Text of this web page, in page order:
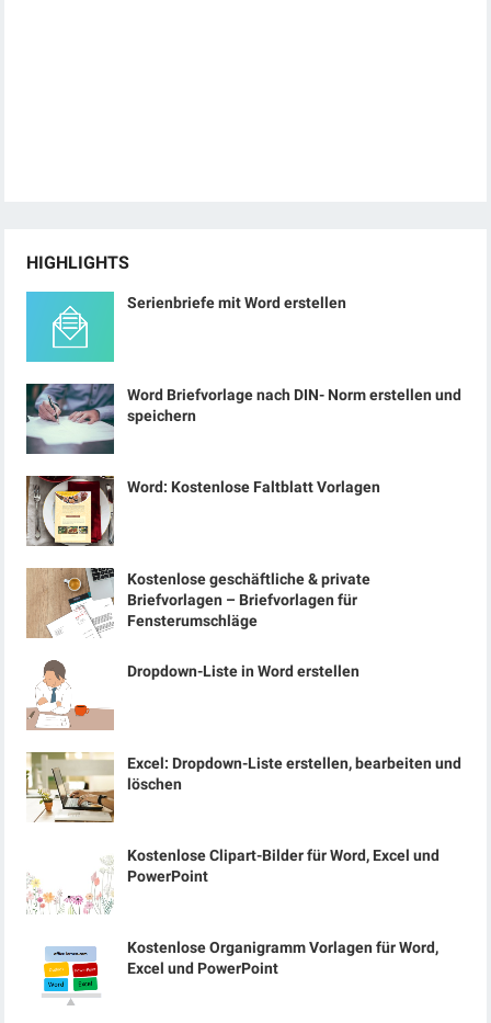
HIGHLIGHTS
Serienbriefe mit Word erstellen
Word Briefvorlage nach DIN- Norm erstellen und
speichern
Word: Kostenlose Faltblatt Vorlagen
Kostenlose geschäftliche & private
Briefvorlagen – Briefvorlagen für
Fensterumschläge
Dropdown-Liste in Word erstellen
Excel: Dropdown-Liste erstellen, bearbeiten und
löschen
Kostenlose Clipart-Bilder für Word, Excel und
PowerPoint
Kostenlose Organigramm Vorlagen für Word,
Excel und PowerPoint